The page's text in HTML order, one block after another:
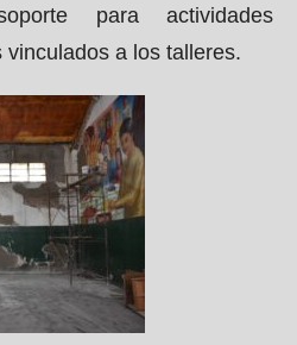
para actividades
a los talleres.